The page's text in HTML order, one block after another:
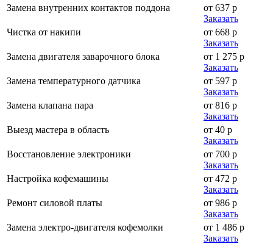
Замена внутренних контактов поддона
от 637 р
Заказать
Чистка от накипи
от 668 р
Заказать
Замена двигателя заварочного блока
от 1 275 р
Заказать
Замена температурного датчика
от 597 р
Заказать
Замена клапана пара
от 816 р
Заказать
Выезд мастера в область
от 40 р
Заказать
Восстановление электроники
от 700 р
Заказать
Настройка кофемашины
от 472 р
Заказать
Ремонт силовой платы
от 986 р
Заказать
Замена электро-двигателя кофемолки
от 1 486 р
Заказать